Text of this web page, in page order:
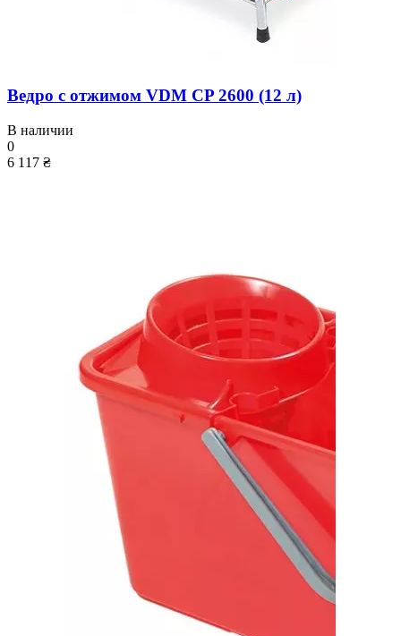
Ведро с отжимом VDM CP 2600 (12 л)
В наличии
0
6 117 ₴